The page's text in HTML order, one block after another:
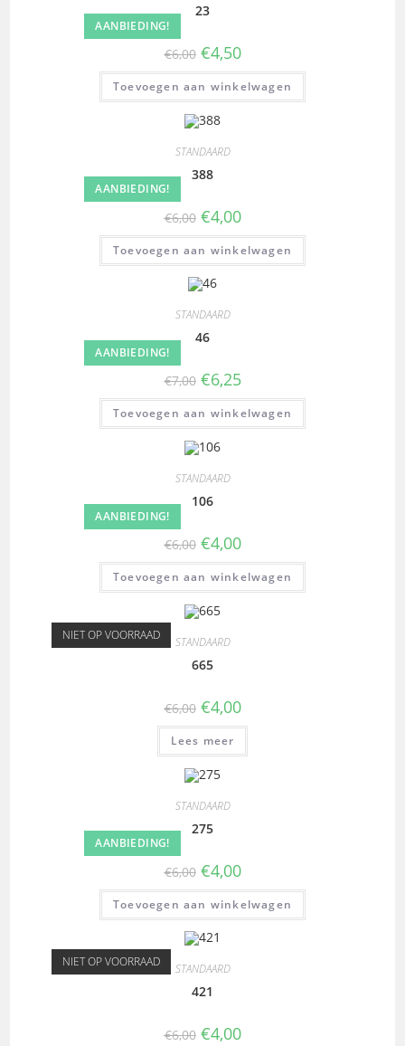
AANBIEDING!
23
€6,00 €4,50
Toevoegen aan winkelwagen
AANBIEDING!
STANDAARD
388
€6,00 €4,00
Toevoegen aan winkelwagen
AANBIEDING!
STANDAARD
46
€7,00 €6,25
Toevoegen aan winkelwagen
AANBIEDING!
STANDAARD
106
€6,00 €4,00
Toevoegen aan winkelwagen
NIET OP VOORRAAD STANDAARD
665
€6,00 €4,00
Lees meer
AANBIEDING!
STANDAARD
275
€6,00 €4,00
Toevoegen aan winkelwagen
NIET OP VOORRAAD STANDAARD
421
€6,00 €4,00